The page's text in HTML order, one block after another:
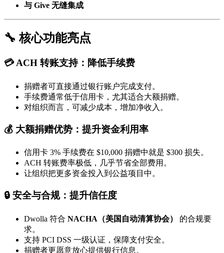
与 Give 无缝集成
🔧 核心功能亮点
💳 ACH 转账支持：降低手续费
捐赠者可直接通过银行账户完成支付。
手续费通常低于信用卡，尤其适合大额捐赠。
对组织而言，可减少成本，增加净收入。
💰 大额捐赠优势：提升资金利用率
信用卡 3% 手续费在 $10,000 捐赠中就是 $300 损失。
ACH 转账费率极低，几乎节省全部费用。
让组织把更多资金投入到公益项目中。
🔒 安全与合规：提升信任度
Dwolla 符合 NACHA（美国自动清算协会）
的合规要
求。
支持 PCI DSS 一级认证，保障支付安全。
捐赠者更愿意放心提供银行信息。